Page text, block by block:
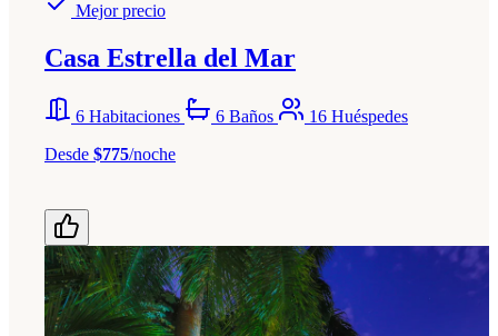
Mejor precio
Casa Estrella del Mar
6 Habitaciones 6 Baños
16 Huéspedes
Desde $775/noche